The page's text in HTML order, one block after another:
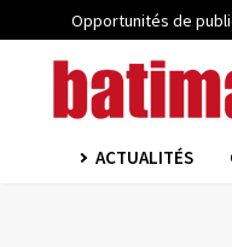
Opportunités de
ACTUALITÉS